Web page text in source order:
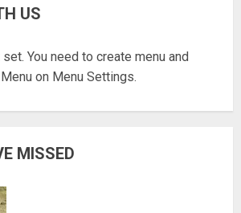
ज्येष्ठ नागरिकका पीडा : आराम-सम्मानको
असुरक्षित
US
You need to create menu and
on Menu Settings.
MISSED